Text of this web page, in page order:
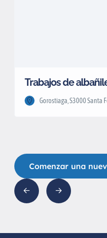
Trabajos de
Gorostiaga, S3000 Santa
Comenzar una